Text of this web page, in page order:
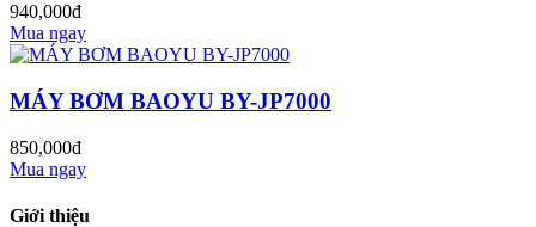
940,000đ
Mua ngay
MÁY BƠM BAOYU BY-JP7000
850,000đ
Mua ngay
Giới thiệu